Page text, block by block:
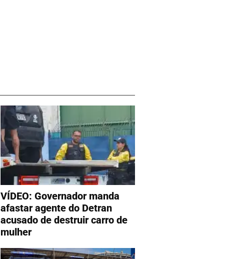
VÍDEO: Governador manda
afastar agente do Detran
acusado de destruir carro de
mulher